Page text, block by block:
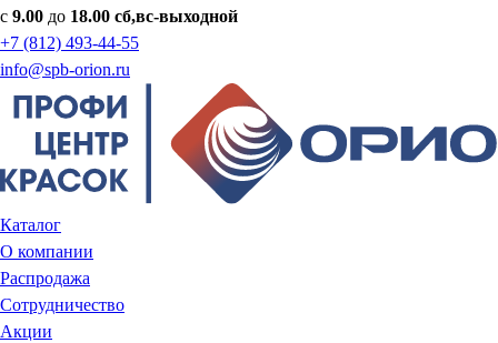
с 9.00 до 18.00 сб,вс-выходной
+7 (812) 493-44-55
info@spb-orion.ru
Каталог
О компании
Распродажа
Сотрудничество
Акции